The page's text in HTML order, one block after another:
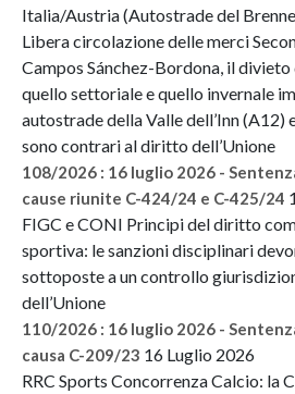
Italia/Austria (Autostrade del
Libera circolazione delle merci
Campos Sánchez-Bordona, il
quello settoriale e quello invernale
autostrade della Valle dell’Inn (A12)
sono contrari al diritto dell’Unione
108/2026 : 16 luglio 2026 -
cause riunite C-424/24 e C-425/24
FIGC e CONI Principi del diritto
sportiva: le sanzioni disciplinari
sottoposte a un controllo
dell’Unione
110/2026 : 16 luglio 2026 -
causa C-209/23 16 Luglio 2026
RRC Sports Concorrenza Calcio: la